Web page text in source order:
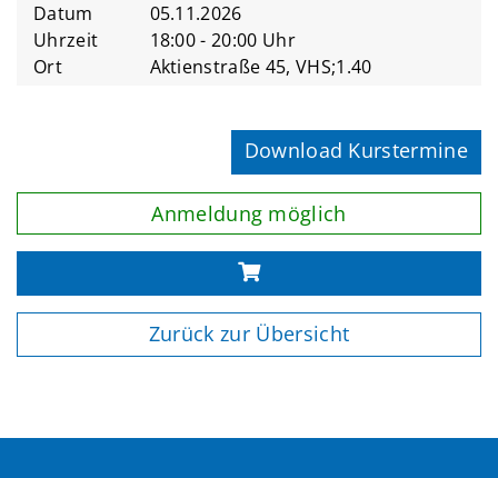
Datum
05.11.2026
Uhrzeit
18:00 - 20:00 Uhr
Ort
Aktienstraße 45, VHS;1.40
Download Kurstermine
Anmeldung möglich
Zurück zur Übersicht